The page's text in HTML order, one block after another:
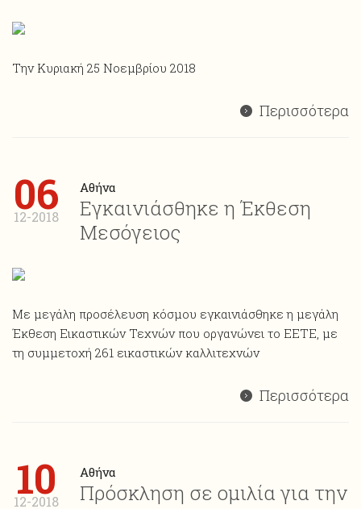
Την Κυριακή 25 Νοεμβρίου 2018
Περισσότερα
06
12-2018
Αθήνα
Εγκαινιάσθηκε η Έκθεση
Μεσόγειος
Με μεγάλη προσέλευση κόσμου εγκαινιάσθηκε η μεγάλη
Έκθεση Εικαστικών Τεχνών που οργανώνει το ΕΕΤΕ, με
τη συμμετοχή 261 εικαστικών καλλιτεχνών
Περισσότερα
10
12-2018
Αθήνα
Πρόσκληση σε ομιλία για την